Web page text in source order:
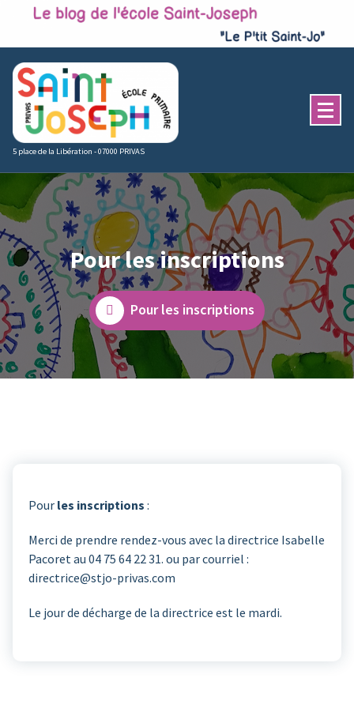
content
5 place de la Libération - 07000 PRIVAS
Pour les inscriptions
Pour les inscriptions
Pour les inscriptions :
Merci de prendre rendez-vous avec la directrice Isabelle
Pacoret au 04 75 64 22 31. ou par courriel :
directrice@stjo-privas.com
Le jour de décharge de la directrice est le mardi.